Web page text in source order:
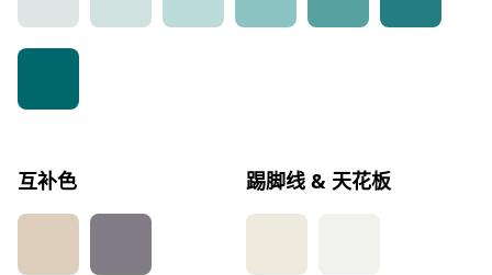
互补色 踢脚线 & 天花板